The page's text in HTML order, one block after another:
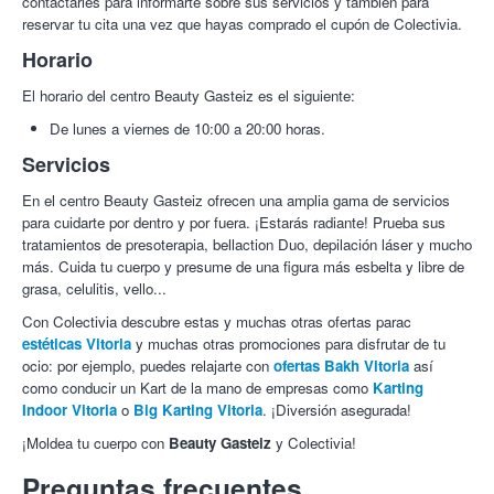
y necesidad.
* Toda la cosmética empleada es D'lucanni, la más alta gama
Bellaction duo trabaja zonas musculares completas,
comprobando zonas reflejas de los trayectos nerviosos que
puedan haberse visto afectadas y por consiguiente
contracturadas.Se incidirá sobre las contracturas con los
movimientos circulares de sus cabezales y aumentando la
presión progresivamente hasta conseguir que el tono muscular
* Duración aproximada: 20 min.
Criolipólisis para reducir grasa:
Una novedosatécnica reductoraque consigue eliminar el tejido
una forma deliposucción sin cirugía que elimina los
adipocitos por congelación y los expulsa del organismo de forma
23/09/2020
Fernando M.
15/09/2020
experiencia y sé que va a repetir Yo lo tendré en cuenta para
27/03/2020
Nagore A.10/10El personal encantador y el local muy
agradable y relajante
27/02/2020
Carmen P S.6/10
Igone O.10/10Totalmente recomendable! Excelentes
profesionales, me asesoraron en todas mis dudas respecto a
tratamientos de manera clara y sin compromiso , la presoterapia
es muy efectiva.precios asequibles, excelente trato e
instalaciones impecables. Volveré seguro .
reservar tu cita una vez que hayas comprado el cupón de Colectivia.
Horario
El horario del centro Beauty Gasteiz es el siguiente:
De lunes a viernes de 10:00 a 20:00 horas.
Servicios
En el centro Beauty Gasteiz ofrecen una amplia gama de servicios
para cuidarte por dentro y por fuera. ¡Estarás radiante! Prueba sus
tratamientos de presoterapia, bellaction Duo, depilación láser y mucho
más. Cuida tu cuerpo y presume de una figura más esbelta y libre de
grasa, celulitis, vello...
Con Colectivia descubre estas y muchas otras ofertas parac
estéticas Vitoria y muchas otras promociones para disfrutar de tu
ocio: por ejemplo, puedes relajarte con ofertas Bakh Vitoria así
como conducir un Kart de la mano de empresas como Karting
Indoor Vitoria o Big Karting Vitoria. ¡Diversión asegurada!
¡Moldea tu cuerpo con Beauty Gasteiz y Colectivia!